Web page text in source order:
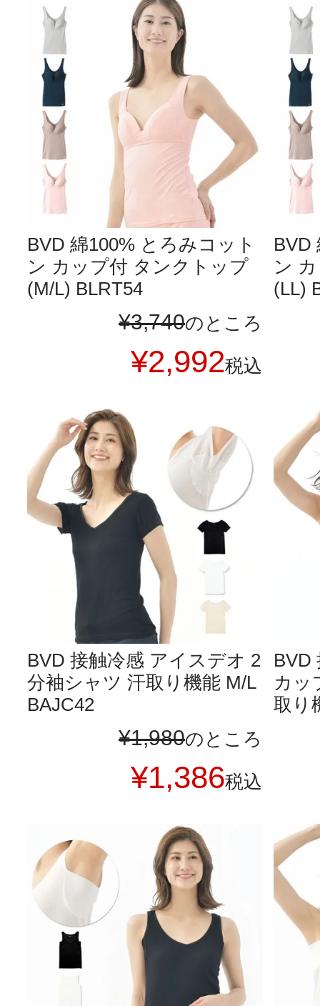
BVD 綿100% とろみコット
ン カップ付 タンクトップ
(M/L) BLRT54
¥3,740のところ
¥2,992税込
BVD
ン
(LL)
BVD 接触冷感 アイスデオ 2
分袖シャツ 汗取り機能 M/L
BAJC42
¥1,980のところ
¥1,386税込
BVD
カッ
取り